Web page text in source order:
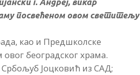
посвећеном овом светитељу
као и Предшколске
београдског храма.
Јоцковић из САД;